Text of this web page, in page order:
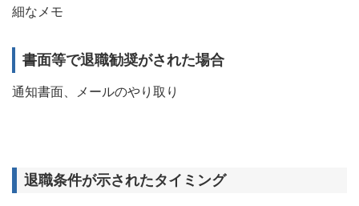
細なメモ
書面等で退職勧奨がされた場合
通知書面、メールのやり取り
退職条件が示されたタイミング